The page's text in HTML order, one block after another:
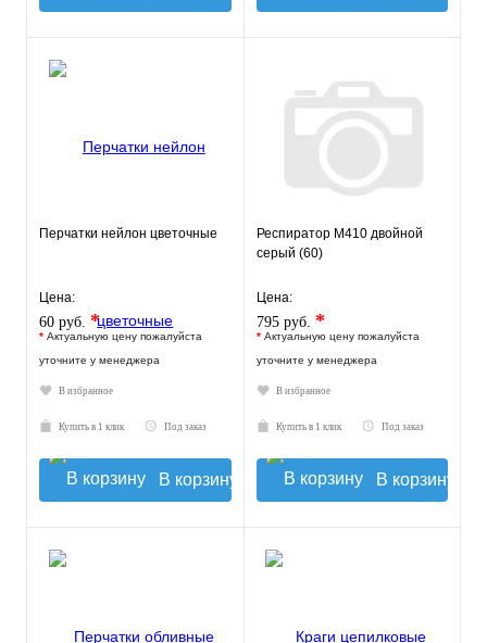
Перчатки нейлон цветочные
Цена:
60 руб. *
* Актуальную цену пожалуйста
уточните у менеджера
В избранное
Купить в 1 клик Под заказ
В корзину
Респиратор М410 двойной
серый (60)
Цена:
795 руб. *
* Актуальную цену пожалуйста
уточните у менеджера
В избранное
Купить в 1 клик Под заказ
В корзину